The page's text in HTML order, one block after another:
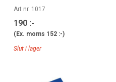
Art nr. 1017
190 :-
(Ex. moms 152 :-)
Slut i lager